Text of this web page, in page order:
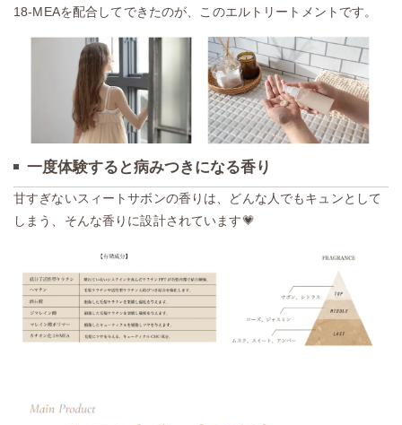
18-MEAを配合してできたのが、このエルトリートメントです。
一度体験すると病みつきになる香り
甘すぎないスィートサボンの香りは、どんな人でもキュンとして
しまう、そんな香りに設計されています💗